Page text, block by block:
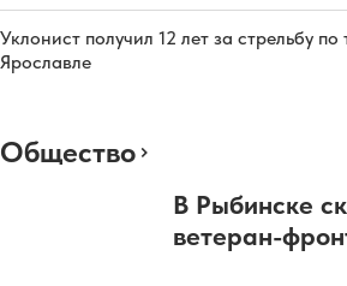
Уклонист получил 12 лет за стрельбу по
Ярославле
Общество
В Рыбинске
ветеран-